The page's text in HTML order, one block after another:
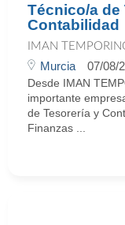
Técnico/a de
Contabilidad
IMAN
Murcia 07/08/
Desde IMAN
importante
de Tesorería y
Finanzas ...